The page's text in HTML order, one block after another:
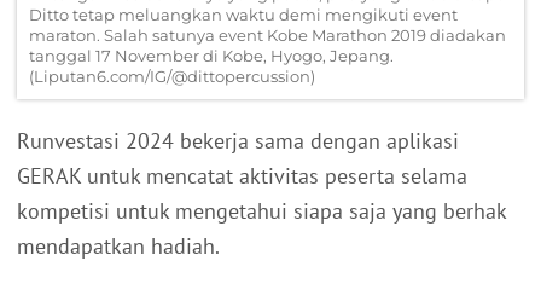
Ditto tetap meluangkan waktu demi mengikuti event
maraton. Salah satunya event Kobe Marathon 2019 diadakan
tanggal 17 November di Kobe, Hyogo, Jepang.
(Liputan6.com/IG/@dittopercussion)
Runvestasi 2024 bekerja sama dengan aplikasi
GERAK untuk mencatat aktivitas peserta selama
kompetisi untuk mengetahui siapa saja yang berhak
mendapatkan hadiah.